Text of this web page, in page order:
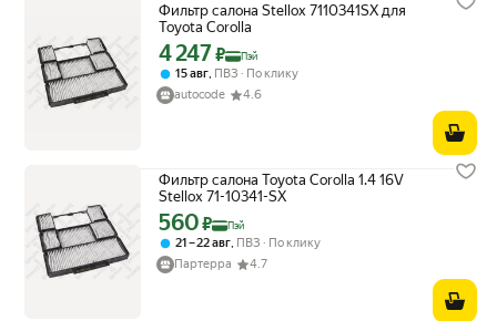
Фильтр салона Stellox 7110341SX для
Toyota Corolla
Цена с картой Яндекс Пэй 4247 ₽ вместо
4 247₽ Пэй
15 авг, ПВЗ
По клику
autocode
4.6
Фильтр салона Toyota Corolla 1.4 16V
Stellox 71-10341-SX
Цена с картой Яндекс Пэй 560 ₽ вместо
560₽ Пэй
21 – 22 авг ПВЗ
По клику
Партерра
4.7